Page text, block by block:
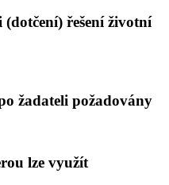
řešení životní
žadateli požadovány
lze využít